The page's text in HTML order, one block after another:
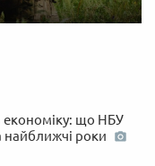
економіку: що НБУ
роки